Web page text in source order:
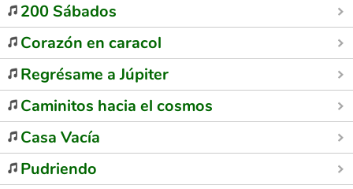
200 Sábados
Corazón en caracol
Regrésame a Júpiter
Caminitos hacia el cosmos
Casa Vacía
Pudriendo